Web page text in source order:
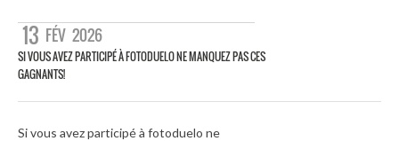
13 FÉV 2026
SI VOUS AVEZ PARTICIPÉ À FOTODUELO NE MANQUEZ PAS CES
GAGNANTS!
Si vous avez participé à fotoduelo ne